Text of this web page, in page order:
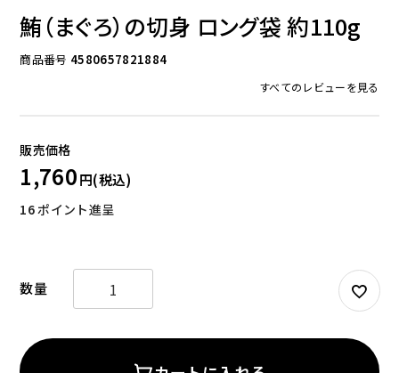
お試しセット
鮪（まぐろ）の切身 ロング袋 約110g
商品番号 4580657821884
すべてのレビューを見る
1,760
16ポイント進呈